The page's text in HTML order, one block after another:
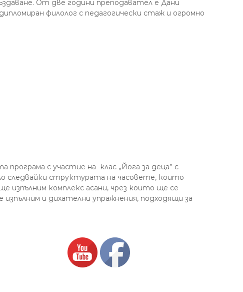
От две години преподавател е Дани
филолог с педагогически стаж и огромно
с участие на клас „Йога за деца” с
следвайки структурата на часовете, които
изпълним комплекс асани, чрез които ще се
и дихателни упражнения, подходящи за